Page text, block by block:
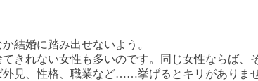
結婚に踏み出せないよう。
きれない女性も多いのです。同じ女性ならば
見、性格、職業など……挙げるとキリがあり